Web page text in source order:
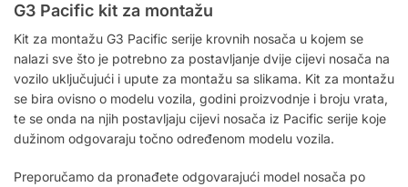
G3 Pacific kit za montažu
Kit za montažu G3 Pacific serije krovnih nosača u kojem se
nalazi sve što je potrebno za postavljanje dvije cijevi nosača na
vozilo uključujući i upute za montažu sa slikama. Kit za montažu
se bira ovisno o modelu vozila, godini proizvodnje i broju vrata,
te se onda na njih postavljaju cijevi nosača iz Pacific serije koje
dužinom odgovaraju točno određenom modelu vozila.
Preporučamo da pronađete odgovarajući model nosača po